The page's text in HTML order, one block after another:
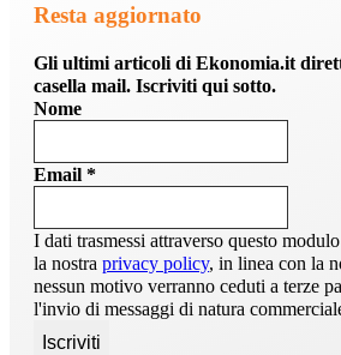
Resta aggiornato
Gli ultimi articoli di Ekonomia.it
casella mail. Iscriviti qui sotto.
Nome
Email *
I dati trasmessi attraverso questo
la nostra privacy policy, in linea con la
nessun motivo verranno ceduti a terze
l'invio di messaggi di natura